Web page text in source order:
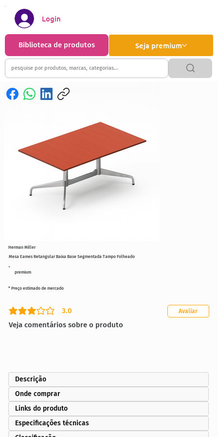
Seja premium
Biblioteca de produtos
Login
premium
Mesa Eames Retangular Baixa Base Segmentada Tampo Folheado
3.0
classificação média é 3 de 5
Veja comentários sobre o produto
Avaliar
* Preço estimado de mercado
Herman Miller
Descrição
Onde comprar
Links do produto
Especificações técnicas